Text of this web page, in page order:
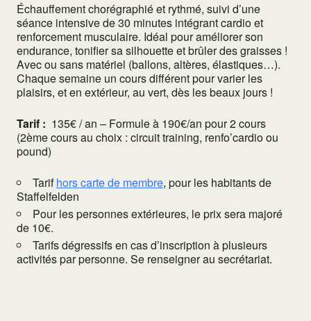
Échauffement chorégraphié et rythmé, suivi d’une
séance intensive de 30 minutes intégrant cardio et
renforcement musculaire. Idéal pour améliorer son
endurance, tonifier sa silhouette et brûler des graisses !
Avec ou sans matériel (ballons, altères, élastiques…).
Chaque semaine un cours différent pour varier les
plaisirs, et en extérieur, au vert, dès les beaux jours !
Tarif : 135€ / an – Formule à 190€/an pour 2 cours
(2ème cours au choix : circuit training, renfo’cardio ou
pound)
Tarifhors carte de membre, pour les habitants de
Staffelfelden
Pour les personnes extérieures, le prix sera majoré
de 10€.
Tarifs dégressifs en cas d’inscription à plusieurs
activités par personne. Se renseigner au secrétariat.